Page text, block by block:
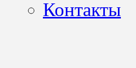
Контакты